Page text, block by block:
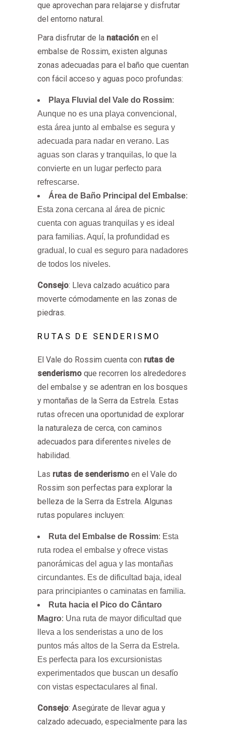
que aprovechan para relajarse y disfrutar
del entorno natural.
Para disfrutar de la natación en el
embalse de Rossim, existen algunas
zonas adecuadas para el baño que cuentan
con fácil acceso y aguas poco profundas:
Playa Fluvial del Vale do Rossim:
Aunque no es una playa convencional,
esta área junto al embalse es segura y
adecuada para nadar en verano. Las
aguas son claras y tranquilas, lo que la
convierte en un lugar perfecto para
refrescarse.
Área de Baño Principal del Embalse:
Esta zona cercana al área de picnic
cuenta con aguas tranquilas y es ideal
para familias. Aquí, la profundidad es
gradual, lo cual es seguro para nadadores
de todos los niveles.
Consejo: Lleva calzado acuático para
moverte cómodamente en las zonas de
piedras.
RUTAS DE SENDERISMO
El Vale do Rossim cuenta con rutas de
senderismo que recorren los alrededores
del embalse y se adentran en los bosques
y montañas de la Serra da Estrela. Estas
rutas ofrecen una oportunidad de explorar
la naturaleza de cerca, con caminos
adecuados para diferentes niveles de
habilidad.
Las rutas de senderismo en el Vale do
Rossim son perfectas para explorar la
belleza de la Serra da Estrela. Algunas
rutas populares incluyen:
Ruta del Embalse de Rossim: Esta
ruta rodea el embalse y ofrece vistas
panorámicas del agua y las montañas
circundantes. Es de dificultad baja, ideal
para principiantes o caminatas en familia.
Ruta hacia el Pico do Cântaro
Magro: Una ruta de mayor dificultad que
lleva a los senderistas a uno de los
puntos más altos de la Serra da Estrela.
Es perfecta para los excursionistas
experimentados que buscan un desafío
con vistas espectaculares al final.
Consejo: Asegúrate de llevar agua y
calzado adecuado, especialmente para las